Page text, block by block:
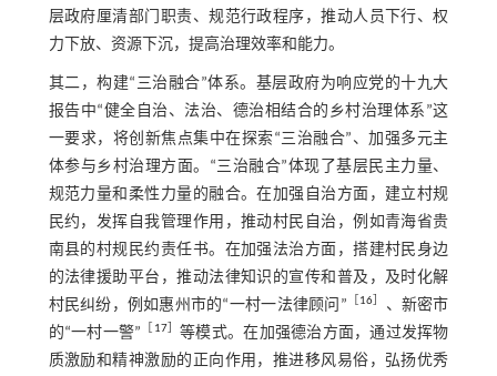
层政府厘清部门职责、规范行政程序，推动人员下行、权
力下放、资源下沉，提高治理效率和能力。
其二，构建“三治融合”体系。基层政府为响应党的十九大
报告中“健全自治、法治、德治相结合的乡村治理体系”这
一要求，将创新焦点集中在探索“三治融合”、加强多元主
体参与乡村治理方面。“三治融合”体现了基层民主力量、
规范力量和柔性力量的融合。在加强自治方面，建立村规
民约，发挥自我管理作用，推动村民自治，例如青海省贵
南县的村规民约责任书。在加强法治方面，搭建村民身边
的法律援助平台，推动法律知识的宣传和普及，及时化解
村民纠纷，例如惠州市的“一村一法律顾问”
16
、新密市
的“一村一警”
17］等模式。在加强德治方面，通过发挥物
质激励和精神激励的正向作用，推进移风易俗，弘扬优秀